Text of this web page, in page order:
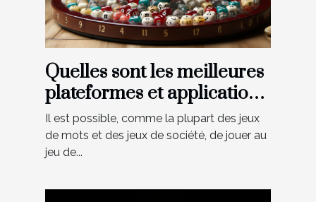
Quelles sont les meilleures
plateformes et applications
de scrabble ?
Il est possible, comme la plupart des jeux
de mots et des jeux de société, de jouer au
jeu de...